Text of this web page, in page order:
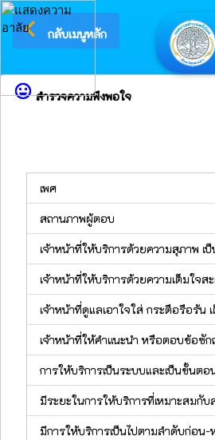
arrow_back_ios กลับเมนูหลัก
sentiment_very_satisfied สำรวจความพึงพอใจ
เพศ
สถานภาพผู้ตอบ
เจ้าหน้าที่ให้บริการด้วยความสุภาพ เ
เจ้าหน้าที่ให้บริการด้วยความเต็มใจสะ
เจ้าหน้าที่ดูแลเอาใจใส่ กระตือรือร้น
เจ้าหน้าที่ให้คำแนะนำ หรือตอบข้อซัก
การให้บริการเป็นระบบและเป็นขั้นตอ
มีระยะในการให้บริการที่เหมาะสมกับ
มีการให้บริการเป็นไปตามลำดับก่อน